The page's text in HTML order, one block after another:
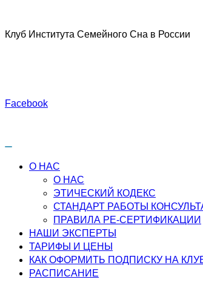
содержимому
Клуб Института Семейного Сна в России
Facebook
О НАС
О НАС
ЭТИЧЕСКИЙ КОДЕКС
СТАНДАРТ РАБОТЫ
ПРАВИЛА РЕ-СЕРТИФИКАЦИИ
НАШИ ЭКСПЕРТЫ
ТАРИФЫ И ЦЕНЫ
КАК ОФОРМИТЬ ПОДПИСКУ НА
РАСПИСАНИЕ